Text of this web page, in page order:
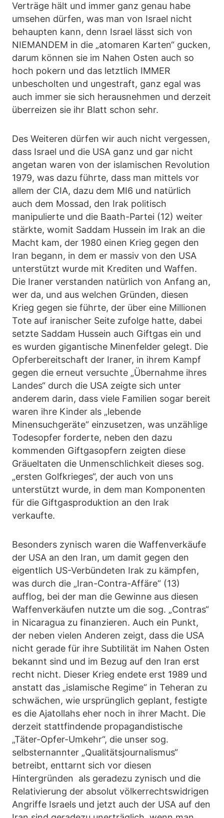
Verträge hält und immer ganz genau habe
umsehen dürfen, was man von Israel nicht
behaupten kann, denn Israel lässt sich von
NIEMANDEM in die „atomaren Karten“ gucken,
darum können sie im Nahen Osten auch so
hoch pokern und das letztlich IMMER
unbescholten und ungestraft, ganz egal was
auch immer sie sich herausnehmen und derzeit
überreizen sie ihr Blatt schon sehr.
Des Weiteren dürfen wir auch nicht vergessen,
dass Israel und die USA ganz und gar nicht
angetan waren von der islamischen Revolution
1979, was dazu führte, dass man mittels vor
allem der CIA, dazu dem MI6 und natürlich
auch dem Mossad, den Irak politisch
manipulierte und die Baath-Partei (12) weiter
stärkte, womit Saddam Hussein im Irak an die
Macht kam, der 1980 einen Krieg gegen den
Iran begann, in dem er massiv von den USA
unterstützt wurde mit Krediten und Waffen.
Die Iraner verstanden natürlich von Anfang an,
wer da, und aus welchen Gründen, diesen
Krieg gegen sie führte, der über eine Millionen
Tote auf iranischer Seite zufolge hatte, dabei
setzte Saddam Hussein auch Giftgas ein und
es wurden gigantische Minenfelder gelegt. Die
Opferbereitschaft der Iraner, in ihrem Kampf
gegen die erneut versuchte „Übernahme ihres
Landes“ durch die USA zeigte sich unter
anderem darin, dass viele Familien sogar bereit
waren ihre Kinder als „lebende
Minensuchgeräte“ einzusetzen, was unzählige
Todesopfer forderte, neben den dazu
kommenden Giftgasopfern zeigten diese
Gräueltaten die Unmenschlichkeit dieses sog.
„ersten Golfkrieges“, der auch von uns
unterstützt wurde, in dem man Komponenten
für die Giftgasproduktion an den Irak
verkaufte.
Besonders zynisch waren die Waffenverkäufe
der USA an den Iran, um damit gegen den
eigentlich US-Verbündeten Irak zu kämpfen,
was durch die „Iran-Contra-Affäre“ (13)
aufflog, bei der man die Gewinne aus diesen
Waffenverkäufen nutzte um die sog. „Contras“
in Nicaragua zu finanzieren. Auch ein Punkt,
der neben vielen Anderen zeigt, dass die USA
nicht gerade für ihre Subtilität im Nahen Osten
bekannt sind und im Bezug auf den Iran erst
recht nicht. Dieser Krieg endete erst 1989 und
anstatt das „islamische Regime“ in Teheran zu
schwächen, wie ursprünglich geplant, festigte
es die Ajatollahs eher noch in ihrer Macht. Die
derzeit stattfindende propagandistische
„Täter-Opfer-Umkehr“, die unser sog.
selbsternannter „Qualitätsjournalismus“
betreibt, enttarnt sich vor diesen
Hintergründen als geradezu zynisch und die
Relativierung der absolut völkerrechtswidrigen
Angriffe Israels und jetzt auch der USA auf den